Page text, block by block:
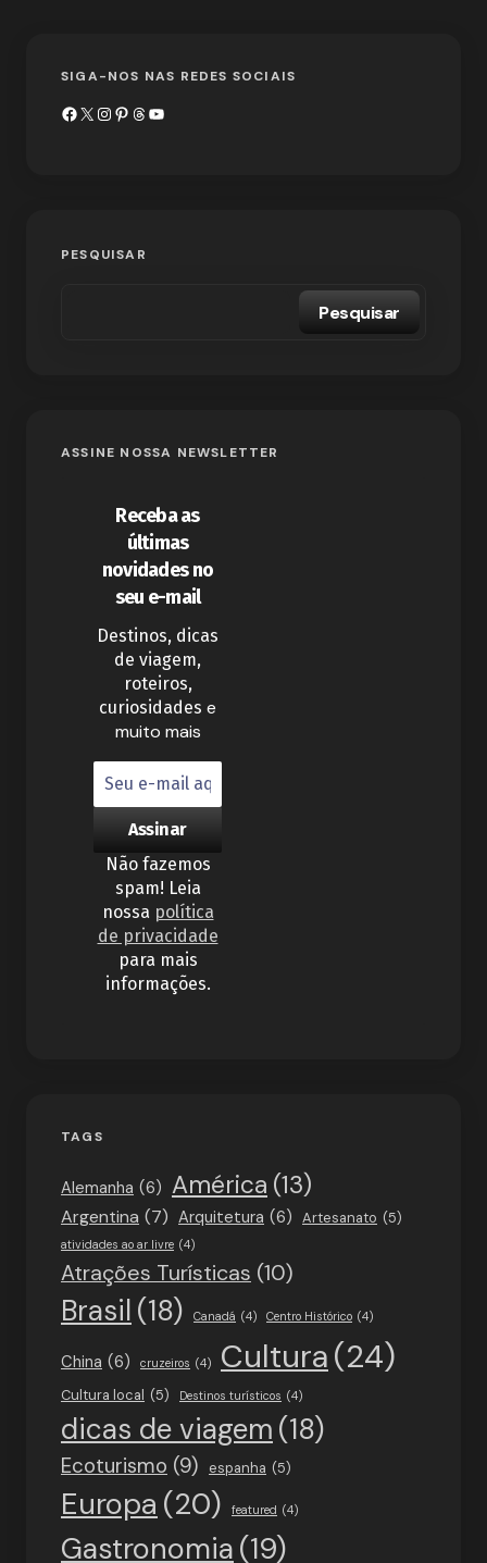
SIGA-NOS NAS REDES SOCIAIS
PESQUISAR
Pesquisar
ASSINE NOSSA NEWSLETTER
Receba as
últimas
novidades no
seu e-mail
Destinos, dicas
de viagem,
roteiros,
curiosidades e
muito mais
Não fazemos
spam! Leia
nossa política
de privacidade
para mais
informações.
TAGS
Alemanha (6) América (13)
Argentina (7) Arquitetura (6) Artesanato (5)
atividades ao ar livre (4)
Atrações Turísticas (10)
Brasil (18) Canadá (4) Centro Histórico (4)
China (6) cruzeiros (4) Cultura(24)
Cultura local (5) Destinos turísticos (4)
dicas de viagem (18)
Ecoturismo (9) espanha (5)
Europa (20) featured (4)
Gastronomia (19)